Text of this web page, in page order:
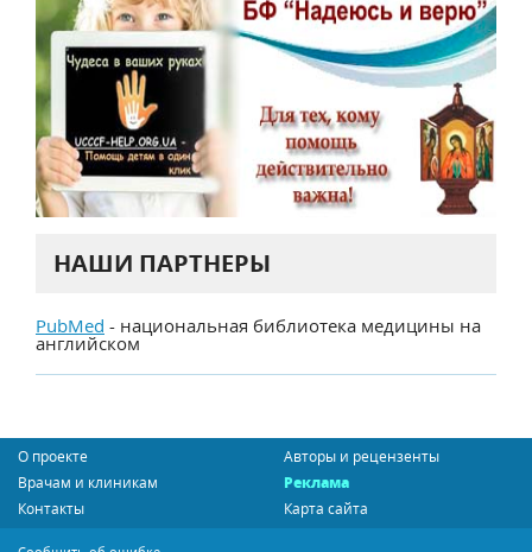
НАШИ ПАРТНЕРЫ
PubMed - национальная библиотека медицины на
английском
О проекте
Авторы и рецензенты
Врачам и клиникам
Реклама
Контакты
Карта сайта